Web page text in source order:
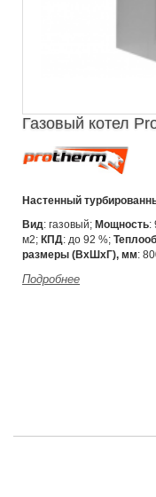
Газовый котел
Настенный
Вид: газовый; Мощность:
м2; КПД: до 92 %;
размеры (ВхШхГ), мм:
Подробнее